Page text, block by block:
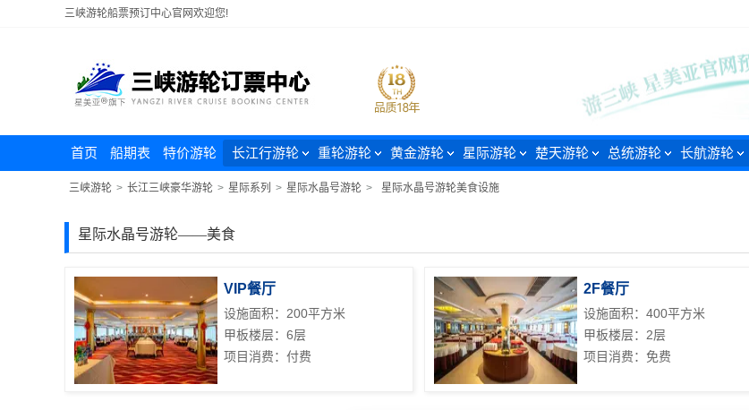
三峡游轮船票预订中心官网欢迎您!
首页 船期表 特价游轮 长江行游轮 重轮游轮 黄金游轮 星际游轮 楚天游轮 总统游轮 长航游轮
三峡游轮 > 长江三峡豪华游轮 > 星际系列 > 星际水晶号游轮 > 星际水晶号游轮美食设施
星际水晶号游轮——美食
VIP餐厅
设施面积：200平方米
甲板楼层：6层
项目消费：付费
2F餐厅
设施面积：400平方米
甲板楼层：2层
项目消费：免费